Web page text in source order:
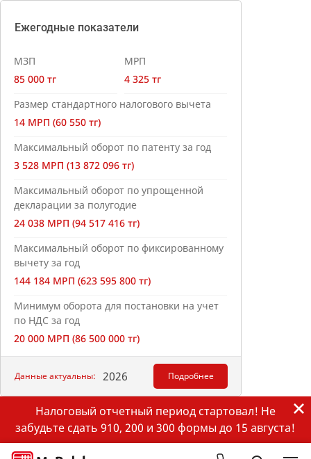
Ежегодные показатели
МЗП
85 000 тг
МРП
4 325 тг
Размер стандартного налогового вычета
14 МРП (60 550 тг)
Максимальный оборот по патенту за год
3 528 МРП (13 872 096 тг)
Максимальный оборот по упрощенной
декларации за полугодие
24 038 МРП (94 517 416 тг)
Максимальный оборот по фиксированному
вычету за год
144 184 МРП (623 595 800 тг)
Минимум оборота для постановки на учет
по НДС за год
20 000 МРП (86 500 000 тг)
Данные актуальны: 2026 Подробнее
Налоговый отчетный период стартовал! Не
забудьте сдать 910, 200 и 300 формы до 15 августа!